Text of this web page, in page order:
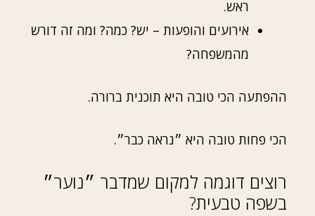
ראש.
אירועים והופעות – יש? כמה? ומה זה דורש
מהמשפחה?
ההפתעה הכי טובה היא תוכנית ברורה.
הכי פחות טובה היא ״נראה כבר״.
רוצים דוגמה למקום שמדבר ״נוער״
בשפה טבעית?